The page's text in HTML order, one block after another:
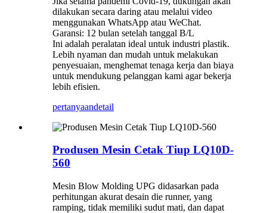
dilakukan secara daring atau melalui video
menggunakan WhatsApp atau WeChat.
Garansi: 12 bulan setelah tanggal B/L
Ini adalah peralatan ideal untuk industri plastik.
Lebih nyaman dan mudah untuk melakukan
penyesuaian, menghemat tenaga kerja dan biaya
untuk mendukung pelanggan kami agar bekerja
lebih efisien.
pertanyaandetail
Produsen Mesin Cetak Tiup LQ10D-
560
Mesin Blow Molding UPG didasarkan pada
perhitungan akurat desain die runner, yang
ramping, tidak memiliki sudut mati, dan dapat